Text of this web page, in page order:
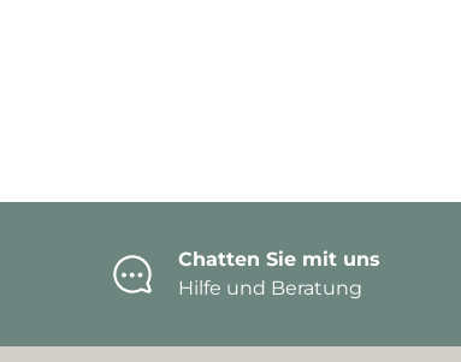
Chatten Sie mit uns
Hilfe und Beratung